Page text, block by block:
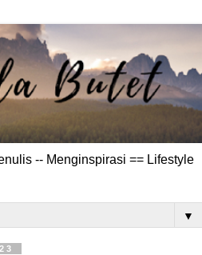
-- Menginspirasi == Lifestyle
▼